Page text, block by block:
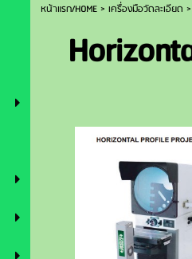
หน้าแรก/HOME> เครื่องมือวัดละเอียด >